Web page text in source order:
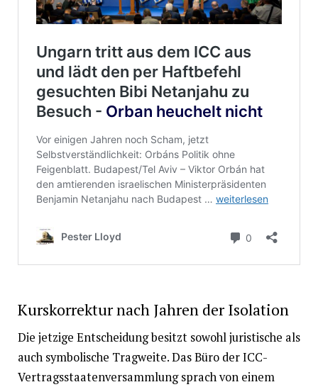
Kurskorrektur nach Jahren der Isolation
Die jetzige Entscheidung besitzt sowohl juristische als
auch symbolische Tragweite. Das Büro der ICC-
Vertragsstaatenversammlung sprach von einem